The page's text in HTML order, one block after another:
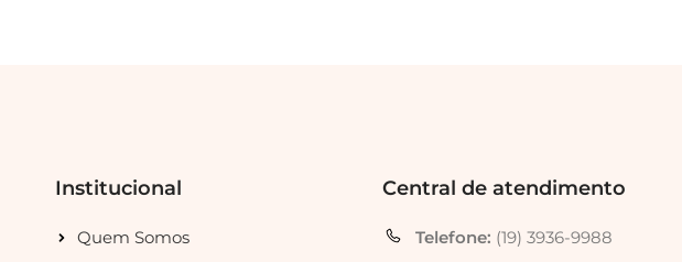
Institucional
Quem Somos
Central de atendimento
Telefone: (19) 3936-9988